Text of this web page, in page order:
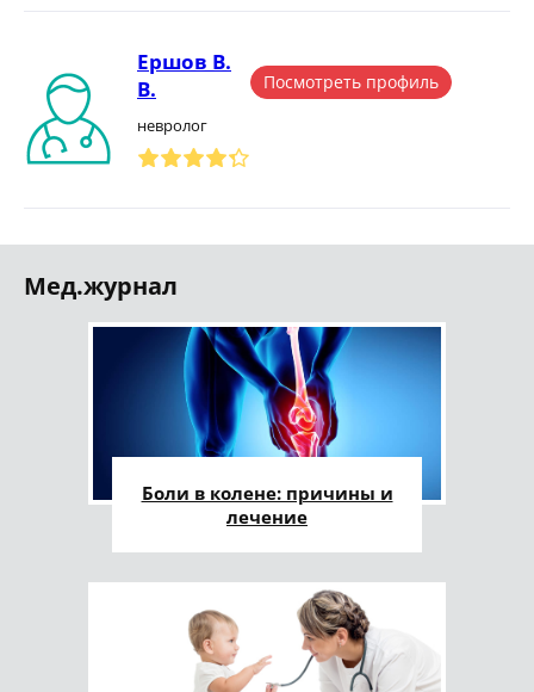
Ершов В.
В.
невролог
Посмотреть профиль
Мед.журнал
Боли в колене: причины и
лечение